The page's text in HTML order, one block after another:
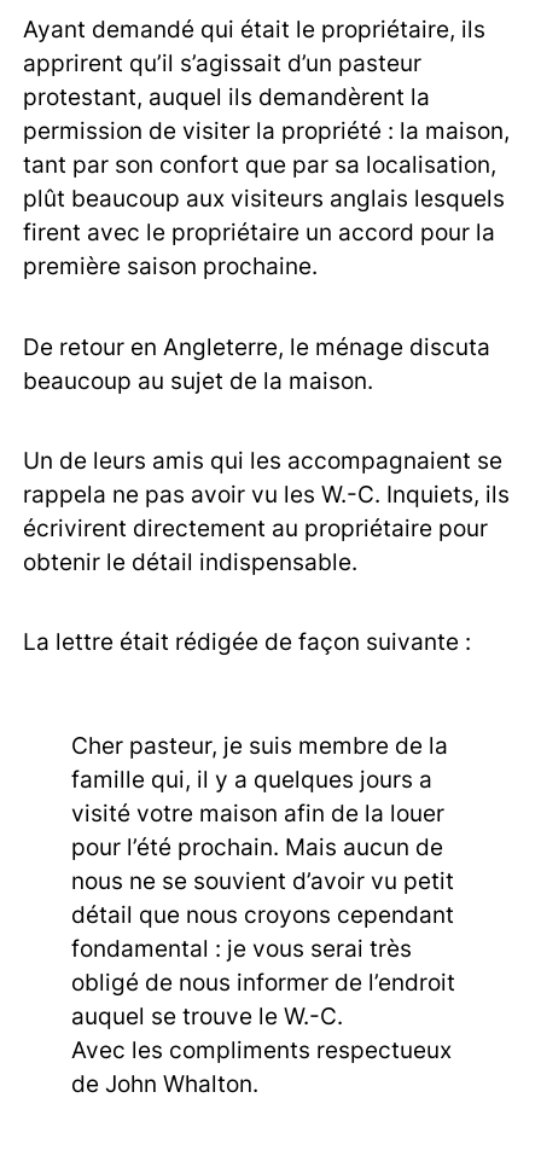
Ayant demandé qui était le propriétaire, ils
apprirent qu’il s’agissait d’un pasteur
protestant, auquel ils demandèrent la
permission de visiter la propriété : la maison,
tant par son confort que par sa localisation,
plût beaucoup aux visiteurs anglais lesquels
firent avec le propriétaire un accord pour la
première saison prochaine.
De retour en Angleterre, le ménage discuta
beaucoup au sujet de la maison.
Un de leurs amis qui les accompagnaient se
rappela ne pas avoir vu les W.-C. Inquiets, ils
écrivirent directement au propriétaire pour
obtenir le détail indispensable.
La lettre était rédigée de façon suivante :
Cher pasteur, je suis membre de la
famille qui, il y a quelques jours a
visité votre maison afin de la louer
pour l’été prochain. Mais aucun de
nous ne se souvient d’avoir vu petit
détail que nous croyons cependant
fondamental : je vous serai très
obligé de nous informer de l’endroit
auquel se trouve le W.-C.
Avec les compliments respectueux
de John Whalton.